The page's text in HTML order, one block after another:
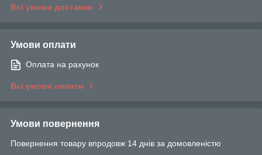
Всі умови доставки
Умови оплати
Оплата на рахунок
Всі умови оплати
Умови повернення
Повернення товару впродовж 14 днів за домовленістю